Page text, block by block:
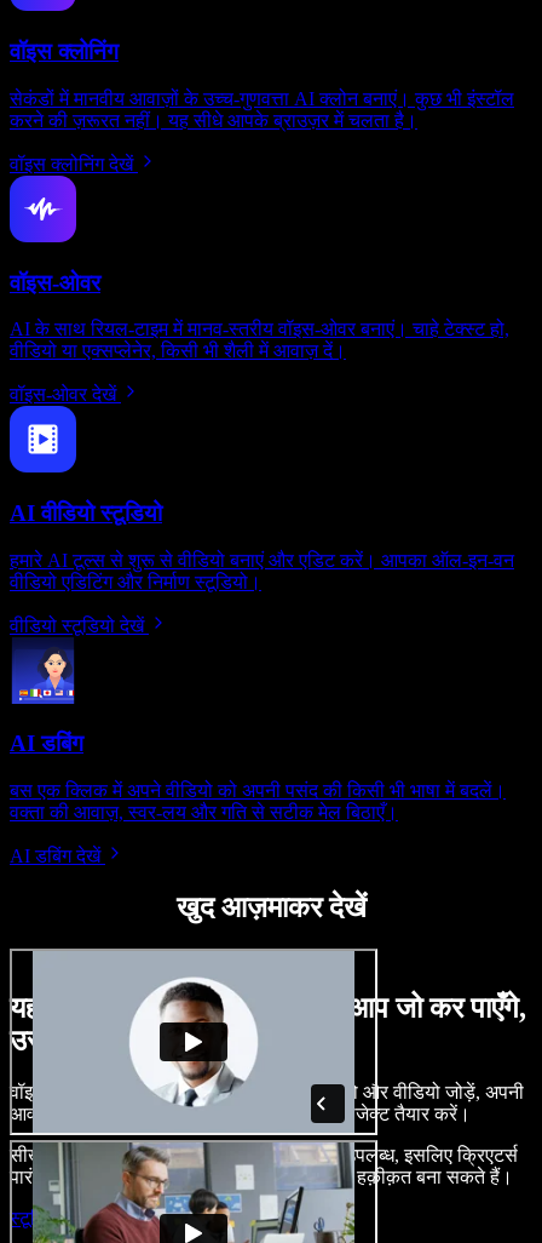
वॉइस क्लोनिंग
सेकंडों में मानवीय आवाज़ों के उच्च-गुणवत्ता AI क्लोन बनाएं। कुछ भी इंस्टॉल
करने की ज़रूरत नहीं। यह सीधे आपके ब्राउज़र में चलता है।
वॉइस क्लोनिंग देखें
वॉइस-ओवर
AI के साथ रियल-टाइम में मानव-स्तरीय वॉइस-ओवर बनाएं। चाहे टेक्स्ट हो,
वीडियो या एक्सप्लेनेर, किसी भी शैली में आवाज़ दें।
वॉइस-ओवर देखें
AI वीडियो स्टूडियो
हमारे AI टूल्स से शुरू से वीडियो बनाएं और एडिट करें। आपका ऑल-इन-वन
वीडियो एडिटिंग और निर्माण स्टूडियो।
वीडियो स्टूडियो देखें
AI डबिंग
बस एक क्लिक में अपने वीडियो को अपनी पसंद की किसी भी भाषा में बदलें।
वक्ता की आवाज़, स्वर-लय और गति से सटीक मेल बिठाएँ।
AI डबिंग देखें
खुद आज़माकर देखें
यहाँ Speechify Studio के साथ आप जो कर पाएँगे,
उसका एक छोटा सा नमूना है।
वॉइस-ओवर बनाएं, रॉयल्टी-फ्री स्टॉक इमेज, ऑडियो और वीडियो जोड़ें, अपनी
आवाज़ क्लोन करें, और बेहतरीन ऑडियो-वीडियो प्रोजेक्ट तैयार करें।
सीखने की कोई बाधा नहीं और सब कुछ ब्राउज़र में उपलब्ध, इसलिए क्रिएटर्स
पारंपरिक सीमाएँ छोड़ अपने हर रचनात्मक विचार को हक़ीक़त बना सकते हैं।
स्टूडियो लॉन्च करें